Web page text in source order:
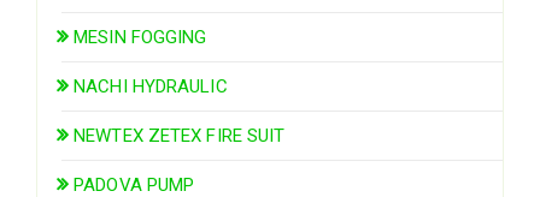
MESIN FOGGING
NACHI HYDRAULIC
NEWTEX ZETEX FIRE SUIT
PADOVA PUMP